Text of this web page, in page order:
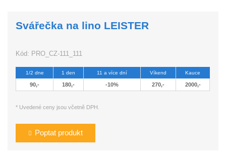
Svářečka na lino LEISTER
Kód: PRO_CZ-111_111
1/2 dne 1 den 11 a více dní Víkend Kauce
90,- 180,- -10% 270,- 2000,-
* Uvedené ceny jsou včetně DPH.
Poptat produkt